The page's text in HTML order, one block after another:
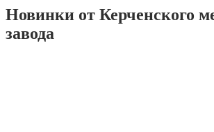
Новинки от Керченского
завода